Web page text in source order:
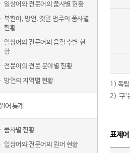
일상어와 전문어의 품사별 현황
북한어, 방언, 옛말 범주의 품사별
현황
일상어와 전문어의 음절 수별 현
황
전문어의 전문 분야별 현황
방언의 지역별 현황
어 통계
품사별 현황
일상어와 전문어의 원어 현황
1) 독립
2) ‘구
표제